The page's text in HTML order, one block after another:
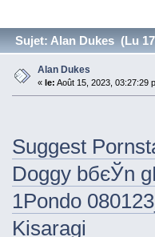
Sujet: Alan Dukes (Lu
Alan Dukes
« le: Août 15, 2023, 03:27:29
Suggest
Doggy bбєЎn
1Pondo
Kisaragi